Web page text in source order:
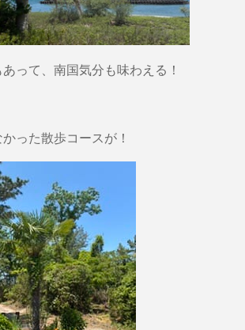
って、南国気分も味わえる！
った散歩コースが！